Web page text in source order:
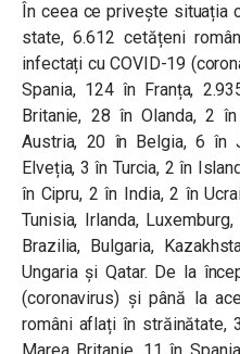
În ceea ce privește situația
state, 6.612 cetățeni
infectați cu COVID-19
Spania, 124 în Franța,
Britanie, 28 în Olanda, 2
Austria, 20 în Belgia, 6 în
Elveția, 3 în Turcia, 2 în
în Cipru, 2 în India, 2 în
Tunisia, Irlanda,
Brazilia, Bulgaria,
Ungaria și Qatar. De la
(coronavirus) și până la
români aflați în străinătate,